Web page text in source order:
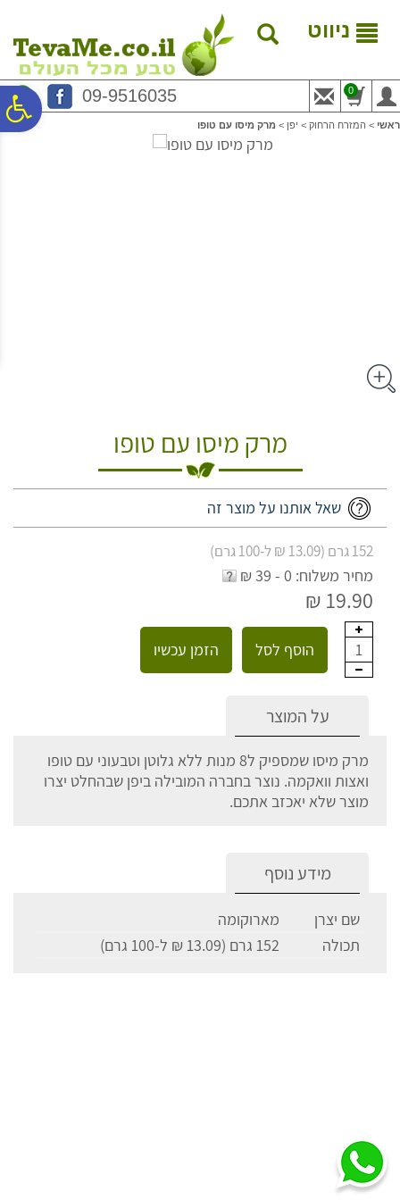
נגישות
המרכזי
ניווט
09-9516035 0
ראשי > המזרח הרחוק > יפן > מרק מיסו עם טופו
מרק מיסו עם טופו
שאל אותנו על מוצר זה
152 גרם (13.09 ₪ ל-100 גרם)
מחיר משלוח: 0 - 39 ₪
19.90 ₪
1 הוסף לסל הזמן עכשיו
על המוצר
מרק מיסו שמספיק ל8 מנות ללא גלוטן וטבעוני עם טופו
ואצות וואקמה. נוצר בחברה המובילה ביפן שבהחלט יצרו
מוצר שלא יאכזב אתכם.
מידע נוסף
שם יצרן
מארוקומה
תכולה
152 גרם (13.09 ₪ ל-100 גרם)